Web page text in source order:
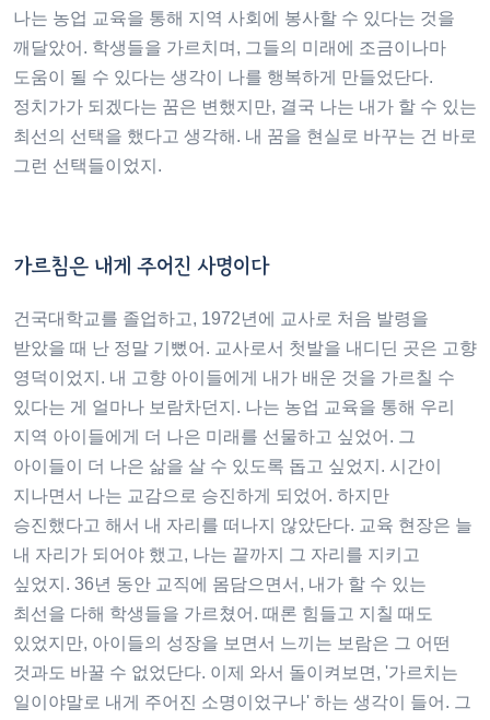
나는 농업 교육을 통해 지역 사회에 봉사할 수 있다는 것을
깨달았어. 학생들을 가르치며, 그들의 미래에 조금이나마
도움이 될 수 있다는 생각이 나를 행복하게 만들었단다.
정치가가 되겠다는 꿈은 변했지만, 결국 나는 내가 할 수 있는
최선의 선택을 했다고 생각해. 내 꿈을 현실로 바꾸는 건 바로
그런 선택들이었지.
가르침은 내게 주어진 사명이다
건국대학교를 졸업하고, 1972년에 교사로 처음 발령을
받았을 때 난 정말 기뻤어. 교사로서 첫발을 내디딘 곳은 고향
영덕이었지. 내 고향 아이들에게 내가 배운 것을 가르칠 수
있다는 게 얼마나 보람차던지. 나는 농업 교육을 통해 우리
지역 아이들에게 더 나은 미래를 선물하고 싶었어. 그
아이들이 더 나은 삶을 살 수 있도록 돕고 싶었지. 시간이
지나면서 나는 교감으로 승진하게 되었어. 하지만
승진했다고 해서 내 자리를 떠나지 않았단다. 교육 현장은 늘
내 자리가 되어야 했고, 나는 끝까지 그 자리를 지키고
싶었지. 36년 동안 교직에 몸담으면서, 내가 할 수 있는
최선을 다해 학생들을 가르쳤어. 때론 힘들고 지칠 때도
있었지만, 아이들의 성장을 보면서 느끼는 보람은 그 어떤
것과도 바꿀 수 없었단다. 이제 와서 돌이켜보면, '가르치는
일이야말로 내게 주어진 소명이었구나' 하는 생각이 들어. 그